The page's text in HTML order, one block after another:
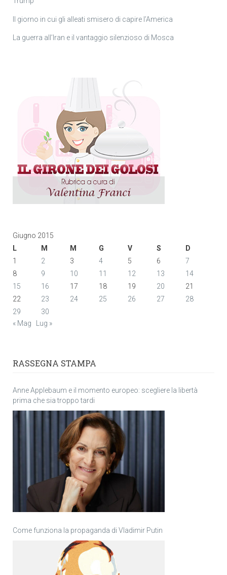
Il giorno in cui gli alleati smisero di capire l’America
La guerra all’Iran e il vantaggio silenzioso di Mosca
Giugno 2015
L
M M G V S
D
1
2 3 4 5 6
7
8
9 10 11 12 13
14
15
16 17 18 19 20
21
22
23 24 25 26 27
28
29
30
« Mag
Lug »
RASSEGNA STAMPA
Anne Applebaum e il momento europeo: scegliere la libertà
prima che sia troppo tardi
Come funziona la propaganda di Vladimir Putin